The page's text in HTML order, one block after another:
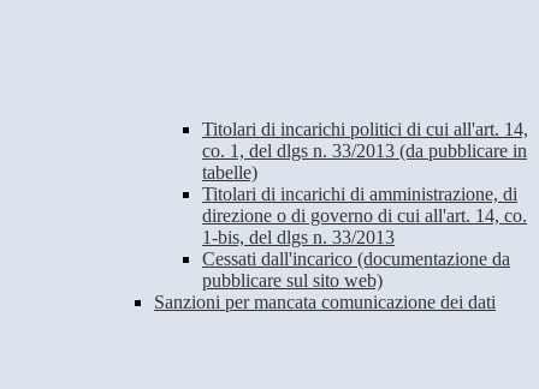
Titolari di incarichi politici di cui all'art. 14,
co. 1, del dlgs n. 33/2013 (da pubblicare in
tabelle)
Titolari di incarichi di amministrazione, di
direzione o di governo di cui all'art. 14, co.
1-bis, del dlgs n. 33/2013
Cessati dall'incarico (documentazione da
pubblicare sul sito web)
Sanzioni per mancata comunicazione dei dati